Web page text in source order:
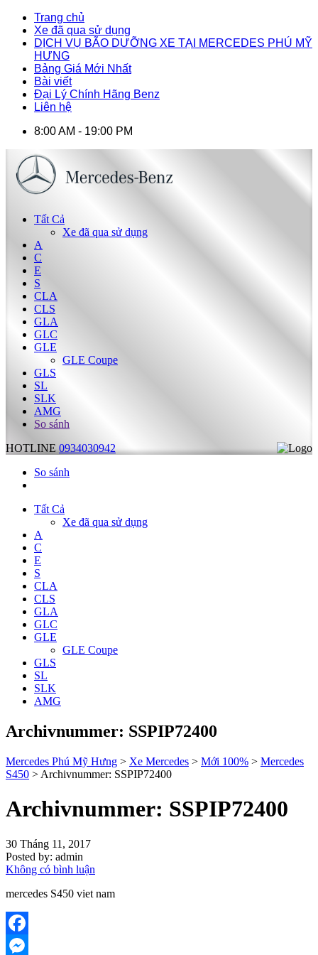
Trang chủ
Xe đã qua sử dụng
DỊCH VỤ BÃO DƯỠNG XE TẠI MERCEDES PHÚ MỸ
HƯNG
Bảng Giá Mới Nhất
Bài viết
Đại Lý Chính Hãng Benz
Liên hệ
8:00 AM - 19:00 PM
Tất Cả
Xe đã qua sử dụng
A
C
E
S
CLA
CLS
GLA
GLC
GLE
GLE Coupe
GLS
SL
SLK
AMG
So sánh
HOTLINE 0934030942
So sánh
Tất Cả
Xe đã qua sử dụng
A
C
E
S
CLA
CLS
GLA
GLC
GLE
GLE Coupe
GLS
SL
SLK
AMG
Archivnummer: SSPIP72400
Mercedes Phú Mỹ Hưng > Xe Mercedes > Mới 100% > Mercedes
S450 > Archivnummer: SSPIP72400
Archivnummer: SSPIP72400
30 Tháng 11, 2017
Posted by: admin
Không có bình luận
mercedes S450 viet nam
Facebook